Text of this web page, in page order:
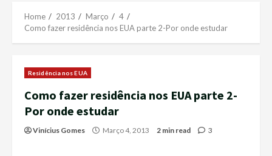
Home 2013 Março
4
Como fazer residência nos EUA parte 2-Por onde estudar
Residência nos EUA
Como fazer residência nos EUA parte 2-
Por onde estudar
Vinícius Gomes Março 4, 2013 2 min read 3